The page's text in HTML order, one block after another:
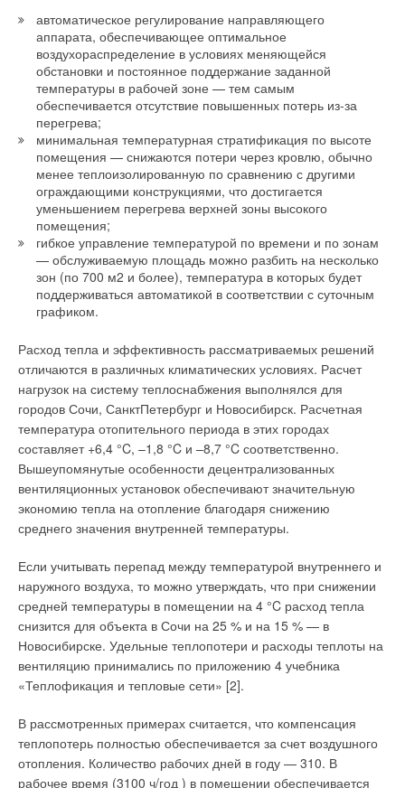
автоматическое регулирование направляющего
аппарата, обеспечивающее оптимальное
воздухораспределение в условиях меняющейся
обстановки и постоянное поддержание заданной
температуры в рабочей зоне — тем самым
обеспечивается отсутствие повышенных потерь из-за
перегрева;
минимальная температурная стратификация по высоте
помещения — снижаются потери через кровлю, обычно
менее теплоизолированную по сравнению с другими
ограждающими конструкциями, что достигается
уменьшением перегрева верхней зоны высокого
помещения;
гибкое управление температурой по времени и по зонам
— обслуживаемую площадь можно разбить на несколько
зон (по 700 м2 и более), температура в которых будет
поддерживаться автоматикой в соответствии с суточным
графиком.
Расход тепла и эффективность рассматриваемых решений
отличаются в различных климатических условиях. Расчет
нагрузок на систему теплоснабжения выполнялся для
городов Сочи, СанктПетербург и Новосибирск. Расчетная
температура отопительного периода в этих городах
составляет +6,4 °C, –1,8 °C и –8,7 °C соответственно.
Вышеупомянутые особенности децентрализованных
вентиляционных установок обеспечивают значительную
экономию тепла на отопление благодаря снижению
среднего значения внутренней температуры.
Если учитывать перепад между температурой внутреннего и
наружного воздуха, то можно утверждать, что при снижении
средней температуры в помещении на 4 °C расход тепла
снизится для объекта в Сочи на 25 % и на 15 % — в
Новосибирске. Удельные теплопотери и расходы теплоты на
вентиляцию принимались по приложению 4 учебника
«Теплофикация и тепловые сети» [2].
В рассмотренных примерах считается, что компенсация
теплопотерь полностью обеспечивается за счет воздушного
отопления. Количество рабочих дней в году — 310. В
рабочее время (3100 ч/год ) в помещении обеспечивается